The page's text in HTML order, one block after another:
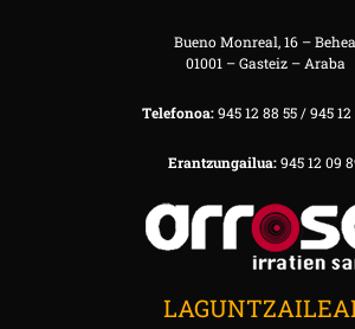
Bueno Monreal, 16 – Behea
01001 – Gasteiz – Araba
Telefonoa:945 12 88 55 / 945 12
Erantzungailua:945 12 09